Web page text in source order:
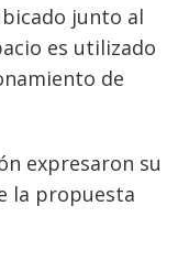
junto al
es utilizado
de
expresaron su
la propuesta